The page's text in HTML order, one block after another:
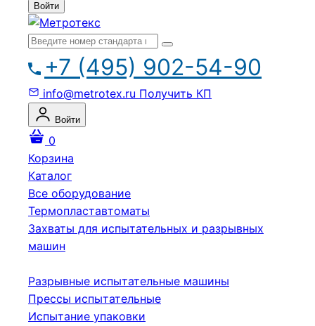
Войти
+7 (495) 902-54-90
info@metrotex.ru Получить КП
Войти
0
Корзина
Каталог
Все оборудование
Термопластавтоматы
Захваты для испытательных и разрывных
машин
Разрывные испытательные машины
Прессы испытательные
Испытание упаковки